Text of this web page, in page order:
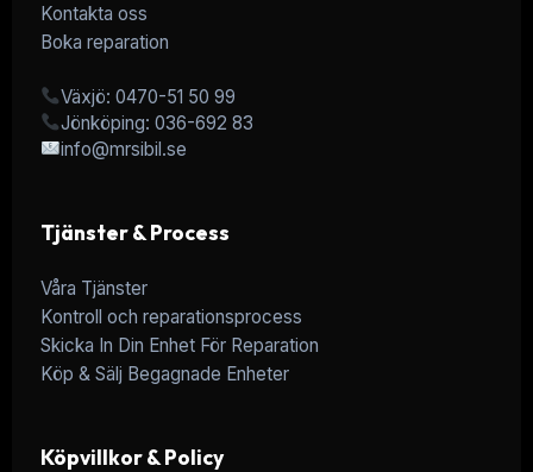
Kontakta oss
Boka reparation
Växjö: 0470-51 50 99
Jönköping: 036-692 83
info@mrsibil.se
Tjänster & Process
Våra Tjänster
Kontroll och reparationsprocess
Skicka In Din Enhet För Reparation
Köp & Sälj Begagnade Enheter
Köpvillkor & Policy